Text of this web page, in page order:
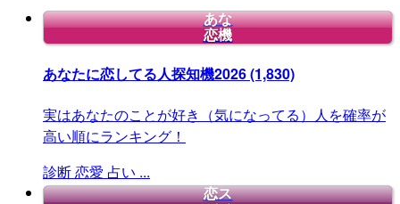
あな
恋機
あなたに恋してる人探知機2026(1,830)
実はあなたのことが好き（気になってる）人を確率が
高い順にランキング！
診断恋愛 占い ...
恋ス